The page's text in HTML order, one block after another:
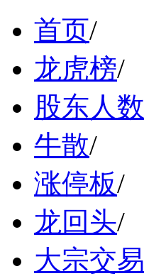
首页/
龙虎榜/
股东人数
牛散/
涨停板/
龙回头/
大宗交易